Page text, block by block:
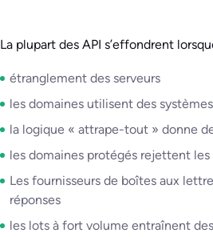
La plupart des API s’effondrent
étranglement des serveurs
les domaines utilisent des
la logique « attrape-tout » donne
les domaines protégés rejettent les
Les fournisseurs de boîtes aux
réponses
les lots à fort volume entraînent